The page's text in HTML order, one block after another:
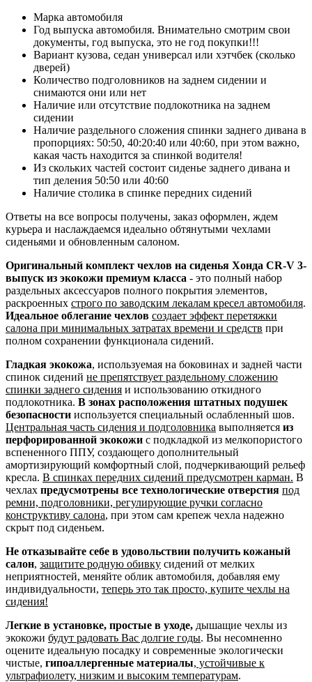
Марка автомобиля
Год выпуска автомобиля. Внимательно смотрим свои
документы, год выпуска, это не год покупки!!!
Вариант кузова, седан универсал или хэтчбек (сколько
дверей)
Количество подголовников на заднем сидении и
снимаются они или нет
Наличие или отсутствие подлокотника на заднем
сидении
Наличие раздельного сложения спинки заднего дивана в
пропорциях: 50:50, 40:20:40 или 40:60, при этом важно,
какая часть находится за спинкой водителя!
Из скольких частей состоит сиденье заднего дивана и
тип деления 50:50 или 40:60
Наличие столика в спинке передних сидений
Ответы на все вопросы получены, заказ оформлен, ждем
курьера и наслаждаемся идеально обтянутыми чехлами
сиденьями и обновленным салоном.
Оригинальный комплект чехлов на сиденья Хонда CR-V 3-
выпуск из экокожи премиум класса - это полный набор
раздельных аксессуаров полного покрытия элементов,
раскроенных строго по заводским лекалам кресел автомобиля.
Идеальное облегание чехлов создает эффект перетяжки
салона при минимальных затратах времени и средств при
полном сохранении функционала сидений.
Гладкая экокожа, используемая на боковинах и задней части
спинок сидений не препятствует раздельному сложению
спинки заднего сидения и использованию откидного
подлокотника. В зонах расположения штатных подушек
безопасности используется специальный ослабленный шов.
Центральная часть сидения и подголовника выполняется из
перфорированной экокожи с подкладкой из мелкопористого
вспененного ППУ, создающего дополнительный
амортизирующий комфортный слой, подчеркивающий рельеф
кресла. В спинках передних сидений предусмотрен карман. В
чехлах предусмотрены все технологические отверстия под
ремни, подголовники, регулирующие ручки согласно
конструктиву салона, при этом сам крепеж чехла надежно
скрыт под сиденьем.
Не отказывайте себе в удовольствии получить кожаный
салон, защитите родную обивку сидений от мелких
неприятностей, меняйте облик автомобиля, добавляя ему
индивидуальности, теперь это так просто, купите чехлы на
сидения!
Легкие в установке, простые в уходе, дышащие чехлы из
экокожи будут радовать Вас долгие годы. Вы несомненно
оцените идеальную посадку и современные экологически
чистые, гипоаллергенные материалы, устойчивые к
ультрафиолету, низким и высоким температурам.